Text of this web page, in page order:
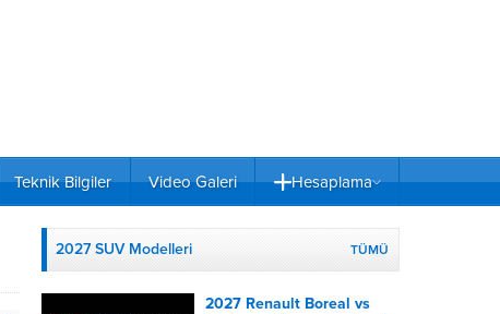
Teknik Bilgiler Video Galeri Hesaplama
2027 SUV Modelleri TÜMÜ
2027 Renault Boreal vs